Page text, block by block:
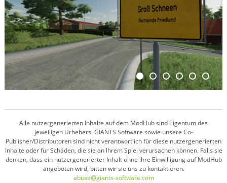
Alle nutzergenerierten Inhalte auf dem ModHub sind Eigentum des
jeweiligen Urhebers. GIANTS Software sowie unsere Co-
Publisher/Distributoren sind nicht verantwortlich für diese nutzergenerierten
Inhalte oder für Schäden, die sie an Ihrem Spiel verursachen können. Falls sie
denken, dass ein nutzergenerierter Inhalt ohne ihre Einwilligung auf ModHub
angeboten wird, bitten wir sie uns zu kontaktieren.
abuse@giants-software.com